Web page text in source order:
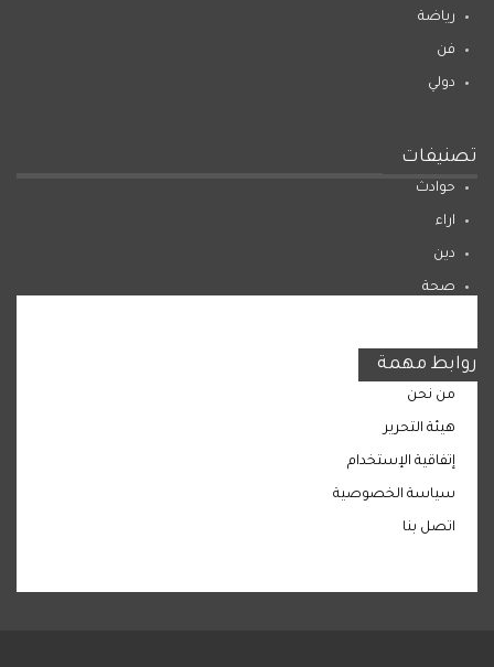
رياضة
فن
دولي
تصنيفات
حوادث
اراء
دين
صحة
روابط مهمة
من نحن
هيئة التحرير
إتفاقية الإستخدام
سياسة الخصوصية
اتصل بنا